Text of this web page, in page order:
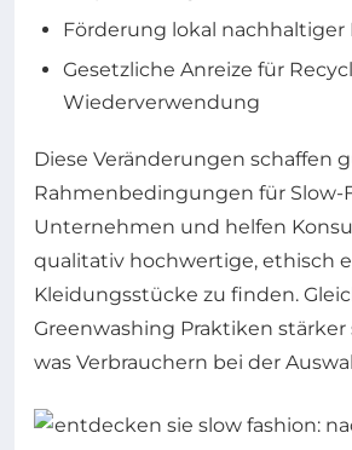
Förderung lokal
Gesetzliche Anreize für
Wiederverwendung
Diese Veränderungen schaffen
Rahmenbedingungen für Slow-
Unternehmen und helfen
qualitativ hochwertige, ethisch
Kleidungsstücke zu finden.
Greenwashing Praktiken
was Verbrauchern bei der